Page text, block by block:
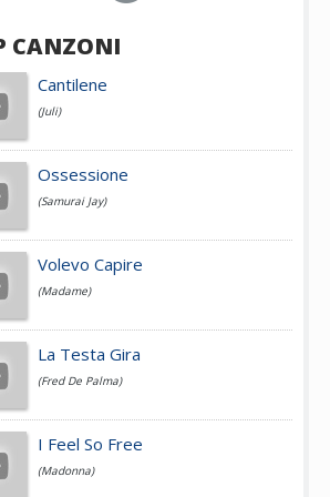
Achille Lauro
Cesare Cremonini
Jovanotti
Fedez
Simone Cristicchi
CANZONI
Cantilene
(Juli)
Ossessione
(Samurai Jay)
Volevo Capire
(Madame)
La Testa Gira
(Fred De Palma)
I Feel So Free
(Madonna)